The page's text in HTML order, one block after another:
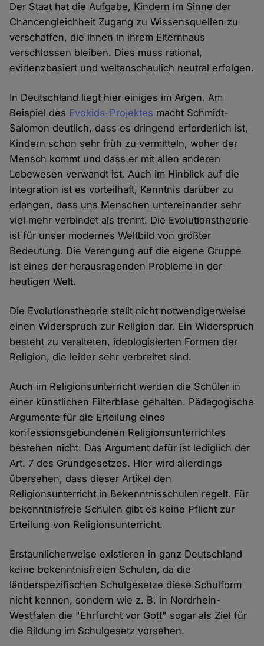
Der Staat hat die Aufgabe, Kindern im Sinne der
Chancengleichheit Zugang zu Wissensquellen zu
verschaffen, die ihnen in ihrem Elternhaus
verschlossen bleiben. Dies muss rational,
evidenzbasiert und weltanschaulich neutral erfolgen.
In Deutschland liegt hier einiges im Argen. Am
Beispiel des Evokids-Projektes macht Schmidt-
Salomon deutlich, dass es dringend erforderlich ist,
Kindern schon sehr früh zu vermitteln, woher der
Mensch kommt und dass er mit allen anderen
Lebewesen verwandt ist. Auch im Hinblick auf die
Integration ist es vorteilhaft, Kenntnis darüber zu
erlangen, dass uns Menschen untereinander sehr
viel mehr verbindet als trennt. Die Evolutionstheorie
ist für unser modernes Weltbild von größter
Bedeutung. Die Verengung auf die eigene Gruppe
ist eines der herausragenden Probleme in der
heutigen Welt.
Die Evolutionstheorie stellt nicht notwendigerweise
einen Widerspruch zur Religion dar. Ein Widerspruch
besteht zu veralteten, ideologisierten Formen der
Religion, die leider sehr verbreitet sind.
Auch im Religionsunterricht werden die Schüler in
einer künstlichen Filterblase gehalten. Pädagogische
Argumente für die Erteilung eines
konfessionsgebundenen Religionsunterrichtes
bestehen nicht. Das Argument dafür ist lediglich der
Art. 7 des Grundgesetzes. Hier wird allerdings
übersehen, dass dieser Artikel den
Religionsunterricht in Bekenntnisschulen regelt. Für
bekenntnisfreie Schulen gibt es keine Pflicht zur
Erteilung von Religionsunterricht.
Erstaunlicherweise existieren in ganz Deutschland
keine bekenntnisfreien Schulen, da die
länderspezifischen Schulgesetze diese Schulform
nicht kennen, sondern wie z. B. in Nordrhein-
Westfalen die "Ehrfurcht vor Gott" sogar als Ziel für
die Bildung im Schulgesetz vorsehen.